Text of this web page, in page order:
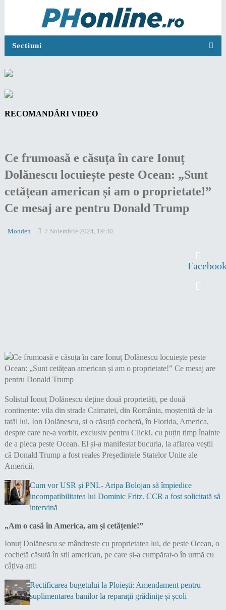
Sectiuni
RECOMANDĂRI VIDEO
Ce frumoasă e căsuța în care Ionuț
Dolănescu locuiește peste Ocean: „Sunt
cetățean american și am o proprietate!”
Ce mesaj are pentru Donald Trump
Monden 7 Noiembrie 2024, 19:40
Solistul Ionuț Dolănescu deține două proprietăți, pe două
continente: vila din strada Caimatei, din România, moștenită de la
tatăl lui, Ion Dolănescu, și o căsuță cochetă, în Florida, America,
despre care ne-a vorbit, exclusiv pentru Click!, cu puțin timp înainte
de a pleca peste Ocean. El și-a manifestat bucuria, la aflarea veștii
că Donald Trump a fost reales Președintele Statelor Unite ale
Americii.
Cum vor USR şi PNL- Aripa Bolojan să împiedice
incompatibilitatea lui Dominic Fritz. CCR a fost solicitată să
intervină
„Am o casă în America, am și cetățenie!”
Ionuț Dolănescu se mândrește cu proprietatea lui, de peste Ocean, o
cochetă căsută în stil american, pe care și-a cumpărat-o în urmă cu
câțiva ani:
Rectificarea bugetului la Ploiești: Amendament pentru
suplimentarea banilor la reparații grădinițe și școli